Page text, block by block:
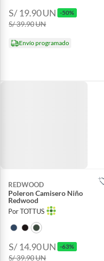
S/ 19.90UN -50%
S/ 39.90UN
Envío programado
REDWOOD
Poleron Camisero Niño
Redwood
Por TOTTUS
S/ 14.90UN -63%
S/ 39.90UN